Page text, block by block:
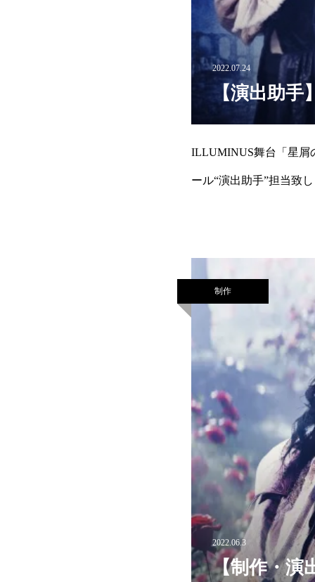
2022.07.24
【演出助
ILLUMINUS舞台「星屑
ール“演出助手”担当致
制作
2022.06.3
【制作・演